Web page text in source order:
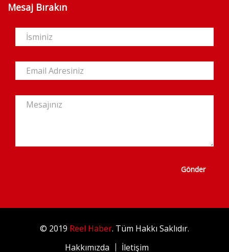
Mesaj Bırakın
Gönder
© 2019 Reel Haber. Tüm Hakkı Saklıdır.
Hakkımızda
İletişim